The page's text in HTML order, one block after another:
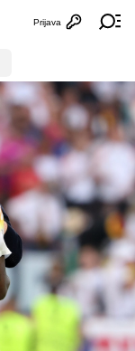
Otvori
Prijava